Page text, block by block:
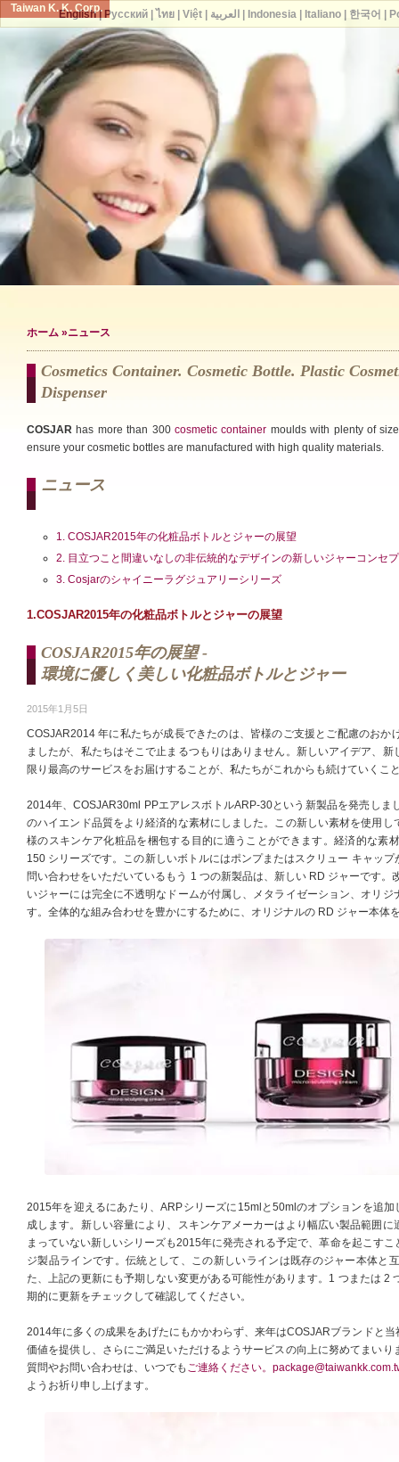
Taiwan K. K. Corp.
ホーム »ニュース
Cosmetics Container. Cosmetic Bottle. Plastic
Dispenser
COSJAR has more than 300 cosmetic container moulds with plenty of
ensure your cosmetic bottles are manufactured with high quality materials.
ニュース
1. COSJAR2015年の化粧品ボトルとジャーの展望
2. 目立つこと間違いなしの非伝統的なデザインの新しいジャーコンセ
3. Cosjarのシャイニーラグジュアリーシリーズ
1.COSJAR2015年の化粧品ボトルとジャーの展望
COSJAR2015年の展望 -
環境に優しく美しい化粧品ボトルとジャー
2015年1月5日
COSJAR2014 年に私たちが成長できたのは、皆様のご支援とご配慮のお
ましたが、私たちはそこで止まるつもりはありません。新しいアイデア、
限り最高のサービスをお届けすることが、私たちがこれからも続けていくこ
2014年、COSJAR30ml PPエアレスボトルARP-30という新製品を発売しま
のハイエンド品質をより経済的な素材にしました。この新しい素材を使用
様のスキンケア化粧品を梱包する目的に適うことができます。経済的な素
150 シリーズです。この新しいボトルにはポンプまたはスクリュー キャッ
問い合わせをいただいているもう 1 つの新製品は、新しい RD ジャーです
いジャーには完全に不透明なドームが付属し、メタライゼーション、オリ
す。全体的な組み合わせを豊かにするために、オリジナルの RD ジャー本体
2015年を迎えるにあたり、ARPシリーズに15mlと50mlのオプションを追
成します。新しい容量により、スキンケアメーカーはより幅広い製品範囲
まっていない新しいシリーズも2015年に発売される予定で、革命を起こす
ジ製品ラインです。伝統として、この新しいラインは既存のジャー本体と
た、上記の更新にも予期しない変更がある可能性があります。1 つまたは 2
期的に更新をチェックして確認してください。
2014年に多くの成果をあげたにもかかわらず、来年はCOSJARブランドと
価値を提供し、さらにご満足いただけるようサービスの向上に努めてまい
質問やお問い合わせは、いつでも ご連絡ください。
ようお祈り申し上げます。
English| Русский| ไทย| Việt| العربية Indonesia| Italiano| 한국어